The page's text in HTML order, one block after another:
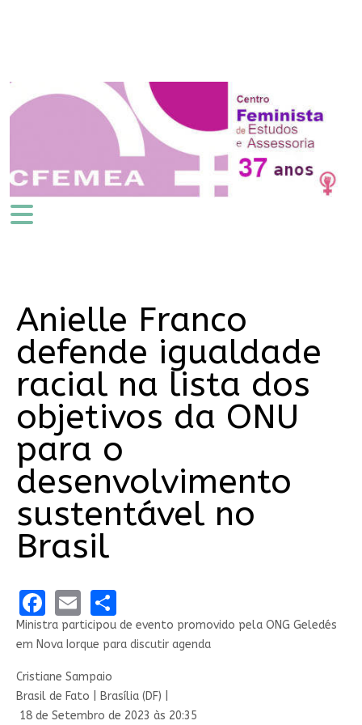
Anielle Franco
defende igualdade
racial na lista dos
objetivos da ONU
para o
desenvolvimento
sustentável no
Brasil
Facebook
EmailShare
Ministra participou de evento promovido pela ONG Geledés
em Nova Iorque para discutir agenda
Cristiane Sampaio
Brasil de Fato | Brasília (DF) |
18 de Setembro de 2023 às 20:35